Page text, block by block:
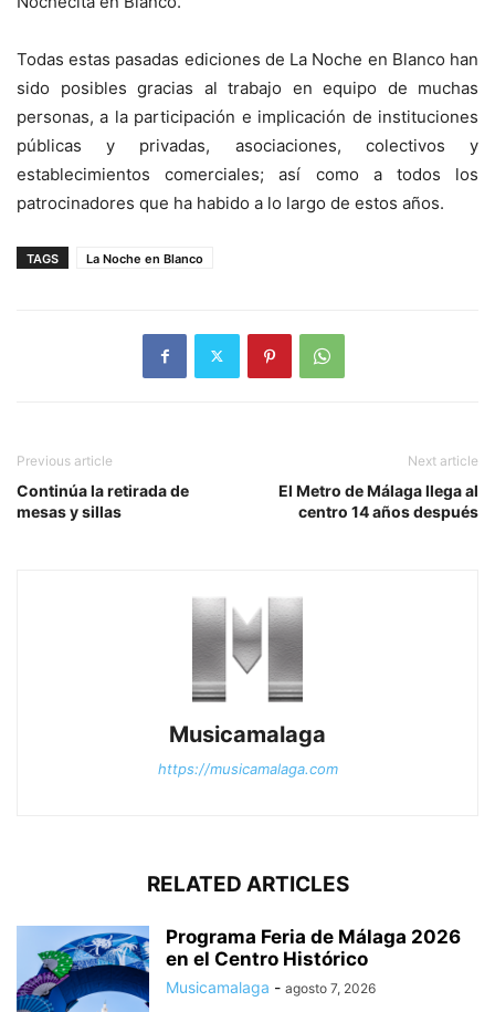
Todas estas pasadas ediciones de La Noche en Blanco han
sido posibles gracias al trabajo en equipo de muchas
personas, a la participación e implicación de instituciones
públicas y privadas, asociaciones, colectivos y
establecimientos comerciales; así como a todos los
patrocinadores que ha habido a lo largo de estos años.
TAGS La Noche en Blanco
Previous article
Continúa la retirada de
mesas y sillas
Next article
El Metro de Málaga llega al
centro 14 años después
Musicamalaga
https://musicamalaga.com
RELATED ARTICLES
Programa Feria de Málaga 2026
en el Centro Histórico
Musicamalaga - agosto 7, 2026